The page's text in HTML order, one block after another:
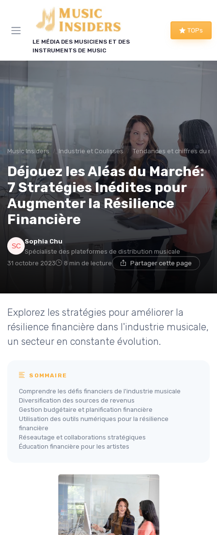
LE MÉDIA DES MUSICIENS ET DES
INSTRUMENTS DE MUSIC
TOPs
Music Insiders Industrie et Coulisses Tendances et chiffres du
Déjouez les Aléas du Marché:
7 Stratégies Inédites pour
Augmenter la Résilience
Financière
Sophia Chu
Spécialiste des plateformes de distribution musicale
31 octobre 2023
8 min de lecture Partager cette page
Explorez les stratégies pour améliorer la
résilience financière dans l'industrie musicale,
un secteur en constante évolution.
SOMMAIRE
Comprendre les défis financiers de l'industrie musicale
Diversification des sources de revenus
Gestion budgétaire et planification financière
Utilisation des outils numériques pour la résilience
financière
Réseautage et collaborations stratégiques
Éducation financière pour les artistes
Panneau de gestion des cookies